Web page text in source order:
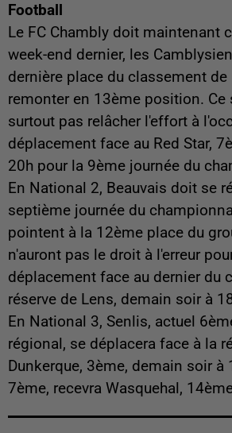
Football
Le FC Chambly doit maintenant
week-end dernier, les
dernière place du classement
remonter en 13ème position. Ce
surtout pas relâcher l'effort à
déplacement face au Red Star,
20h pour la 9ème journée du
En National 2, Beauvais doit se
septième journée du
pointent à la 12ème place du
n'auront pas le droit à l'erreur
déplacement face au dernier du
réserve de Lens, demain soir à
En National 3, Senlis, actuel
régional, se déplacera face à la
Dunkerque, 3ème, demain soir à
7ème, recevra Wasquehal,